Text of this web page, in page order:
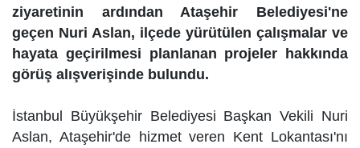
ziyaretinin ardından Ataşehir Belediyesi'ne
geçen Nuri Aslan, ilçede yürütülen çalışmalar ve
hayata geçirilmesi planlanan projeler hakkında
görüş alışverişinde bulundu.
İstanbul Büyükşehir Belediyesi Başkan Vekili Nuri
Aslan, Ataşehir'de hizmet veren Kent Lokantası'nı